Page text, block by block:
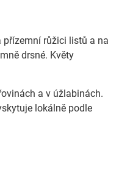
růžici listů a na
drsné. Květy
a v úžlabinách.
lokálně podle